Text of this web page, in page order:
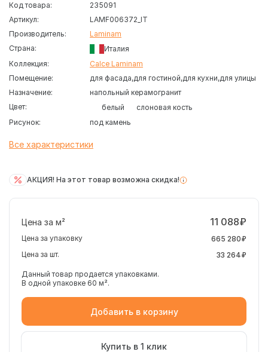
Код товара:
235091
Артикул:
LAMF006372_IT
Производитель:
Laminam
Страна:
Италия
Коллекция:
Calce Laminam
Помещение:
для фасада для гостиной для кухни для улицы
Назначение:
напольный керамогранит
Цвет:
белый
слоновая кость
Рисунок:
под камень
Все характеристики
АКЦИЯ! На этот товар возможна скидка!
Цена за м² 11 088₽
Цена за упаковку
665 280₽
Цена за шт.
33 264₽
Данный товар продается упаковками.
В одной упаковке 60 м².
Добавить в корзину
Купить в 1 клик